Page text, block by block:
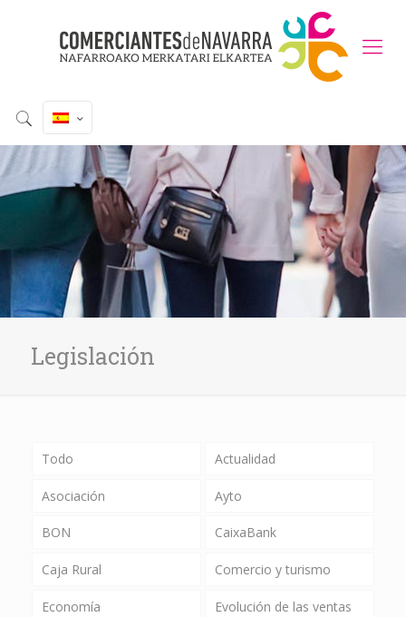
Legislación
Todo Actualidad
Asociación Ayto
BON CaixaBank
Caja Rural Comercio y turismo
Economía Evolución de las ventas